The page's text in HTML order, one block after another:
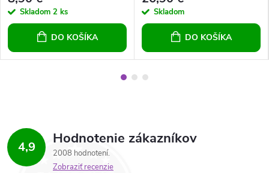
Skladom 2 ks
DO KOŠÍKA
Skladom
DO KOŠÍKA
4,9 Hodnotenie zákazníkov
2008 hodnotení
Zobraziť recenzie